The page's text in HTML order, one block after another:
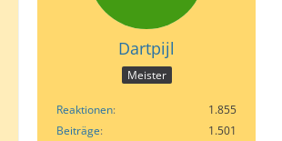
Dartpijl
Meister
Reaktionen
1.855
Beiträge
1.501